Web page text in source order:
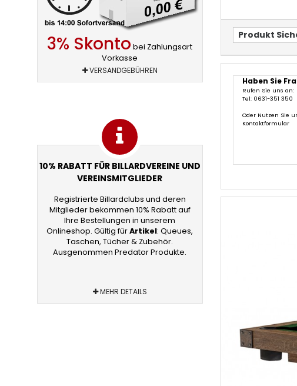
Produkt
Haben Sie
Rufen Sie uns an:
Tel: 0631-351 350
Oder Nutzen Sie
Kontaktformular
3% Skonto bei Zahlungsart
Vorkasse
VERSANDGEBÜHREN
10% RABATT FÜR BILLARDVEREINE UND
VEREINSMITGLIEDER
Registrierte Billardclubs und deren
Mitglieder bekommen 10% Rabatt auf
Ihre Bestellungen in unserem
Onlineshop. Gültig fürArtikel: Queues,
Taschen, Tücher & Zubehör.
Ausgenommen Predator Produkte.
MEHR DETAILS